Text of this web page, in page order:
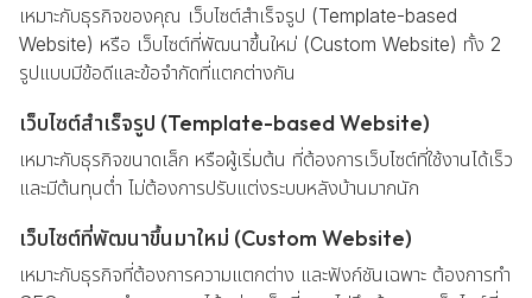
เหมาะกับธุรกิจของคุณ เว็บไซต์สำเร็จรูป (Template-based
Website) หรือ เว็บไซต์ที่พัฒนาขึ้นใหม่ (Custom Website) ทั้ง 2
รูปแบบมีข้อดีและข้อจำกัดที่แตกต่างกัน
เว็บไซต์สำเร็จรูป (Template-based Website)
เหมาะกับธุรกิจขนาดเล็ก หรือผู้เริ่มต้น ที่ต้องการเว็บไซต์ที่ใช้งานได้เร็ว
และมีต้นทุนต่ำ ไม่ต้องการปรับแต่งระบบหลังบ้านมากนัก
เว็บไซต์ที่พัฒนาขึ้นมาใหม่ (Custom Website)
เหมาะกับธุรกิจที่ต้องการความแตกต่าง และฟังก์ชันเฉพาะ ต้องการทำ